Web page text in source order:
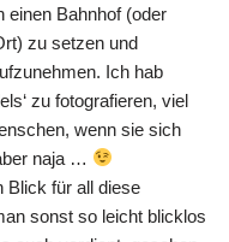
einen Bahnhof (oder
zu setzen und
Ich hab
zu fotografieren, viel
wenn sie sich
naja …
Blick für all diese
sonst so leicht blicklos